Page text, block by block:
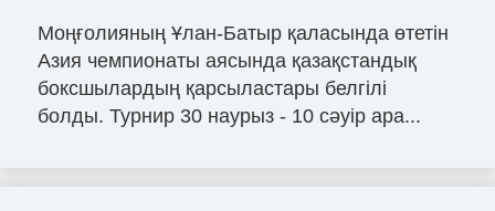
Моңғолияның Ұлан-Батыр қаласында өтетін
Азия чемпионаты аясында қазақстандық
боксшылардың қарсыластары белгілі
болды. Турнир 30 наурыз - 10 сәуір ара...